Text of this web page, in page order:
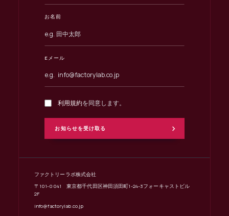
お名前
Eメール
利用規約を同意します。
ファクトリーラボ株式会社
〒101-0041 東京都千代田区神田須田町1-24-3フォーキャストビル
2F
info@factorylab.co.jp